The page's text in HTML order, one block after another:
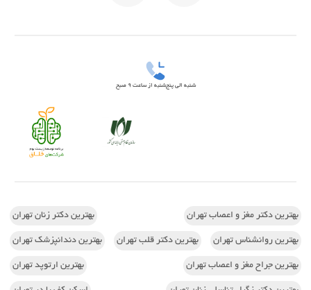
شنبه الی پنج‌شنبه از ساعت 9 صبح
بهترین دکتر مغز و اعصاب تهران بهترین دکتر زنان تهران
بهترین روانشناس تهران بهترین دکتر قلب تهران بهترین دندانپزشک تهران
بهترین جراح مغز و اعصاب تهران بهترین ارتوپد تهران